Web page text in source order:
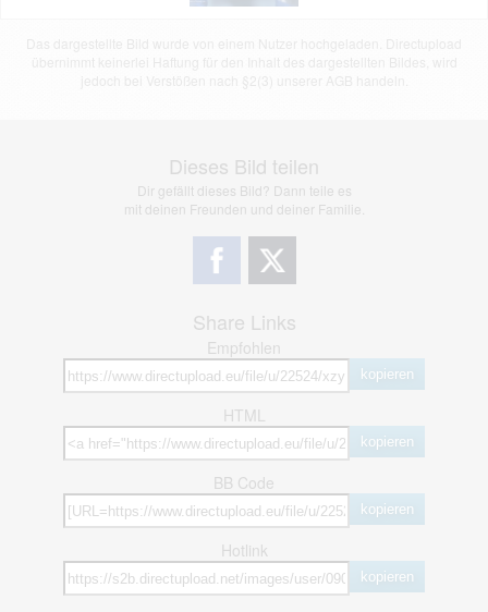
Dieses Bild teilen
Dir gefällt dieses Bild? Dann teile es
mit deinen Freunden und deiner Familie.
Share Links
Empfohlen
kopieren
HTML
kopieren
BB Code
kopieren
Hotlink
kopieren